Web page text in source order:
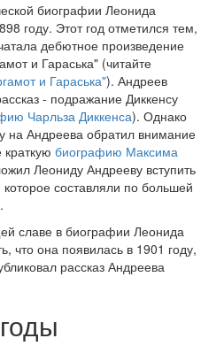
биографии Леонида
году. Этот год отметился тем,
дебютное произведение
и Гараська" (читайте
и Гараська"). Андреев
- подражание Диккенсу
Чарльза Диккенса). Однако
на Андреева обратил внимание
биографию Максима
Леониду Андрееву вступить
составляли по большей
славе в биографии Леонида
что она появилась в 1901 году,
рассказ Андреева